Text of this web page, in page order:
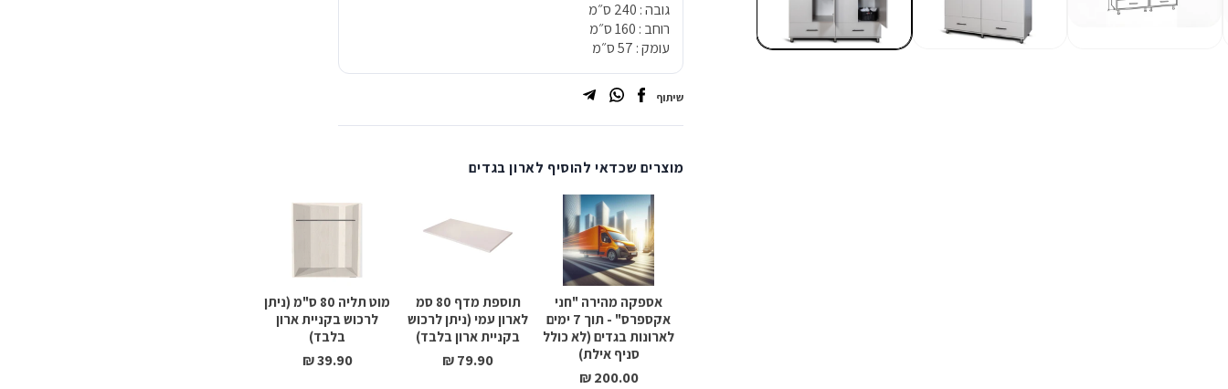
אפשרות לאיסוף עצמי מהסניפים.
עבור הובלה נוספת בסך 200 ₪
סוג החומר: מלמין
גובה : 240 ס״מ
רוחב : 160 ס״מ
עומק : 57 ס״מ
שיתוף
מוצרים שכדאי להוסיף לארון בגדים
אספקה מהירה "חני
אקספרס" - תוך 7 ימים
לארונות בגדים (לא כולל
סניף אילת)
200.00 ₪
תוספת מדף 80 סמ
לארון עמי (ניתן לרכוש
בקניית ארון בלבד)
79.90 ₪
מוט תליה 80 ס"מ (ניתן
לרכוש בקניית ארון
בלבד)
39.90 ₪